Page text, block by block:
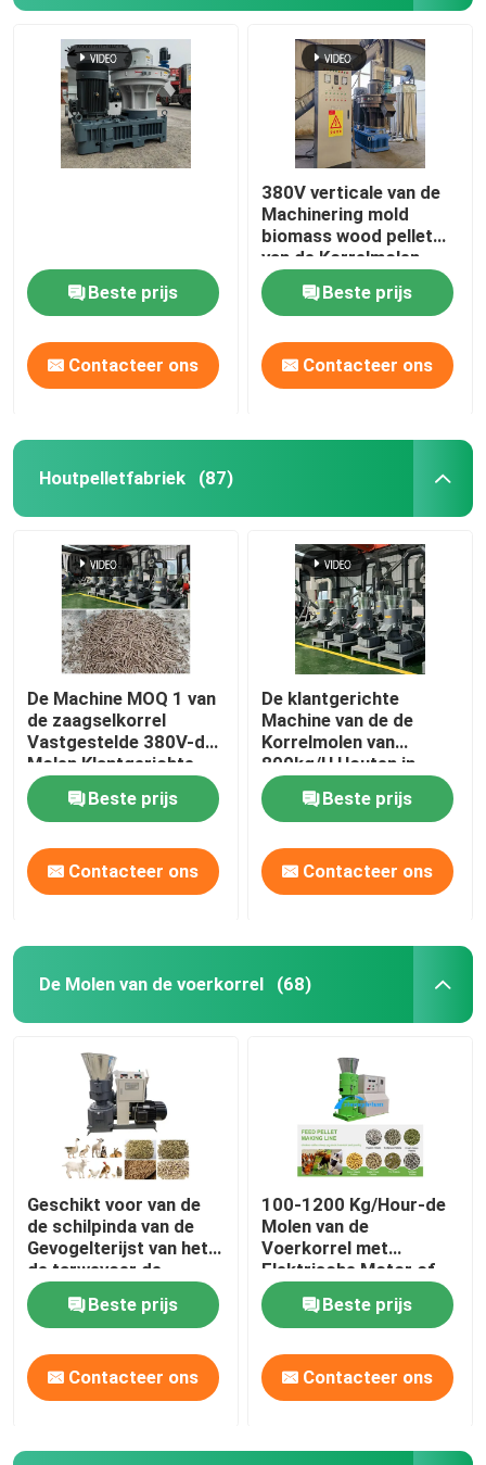
Extruder met schroeftoevoer
De Machine van het biomassabriketteren
Beste prijs
Contacteer ons
380V verticale van de
Machinering mold
biomass wood pellet
van de Korrelmolen
Machine 412mm
Beste prijs
Contacteer ons
Houtpelletfabriek (87)
De Machine MOQ 1 van
de zaagselkorrel
Vastgestelde 380V-de
Molen Klantgerichte
Kleur van de Voltage
Houten Korrel
Beste prijs
Contacteer ons
De klantgerichte
Machine van de de
Korrelmolen van
800kg/H Houten in
Houten Gevalce
Beste prijs
Contacteer ons
De Molen van de voerkorrel (68)
Geschikt voor van de
de schilpinda van de
Gevogelterijst van het
de tarwevoer de
Capaciteit van de de
Korrelmolen 50-
1200kg/H
Beste prijs
Contacteer ons
100-1200 Kg/Hour-de
Molen van de
Voerkorrel met
Elektrische Motor of
Dieselmotor
Beste prijs
Contacteer ons